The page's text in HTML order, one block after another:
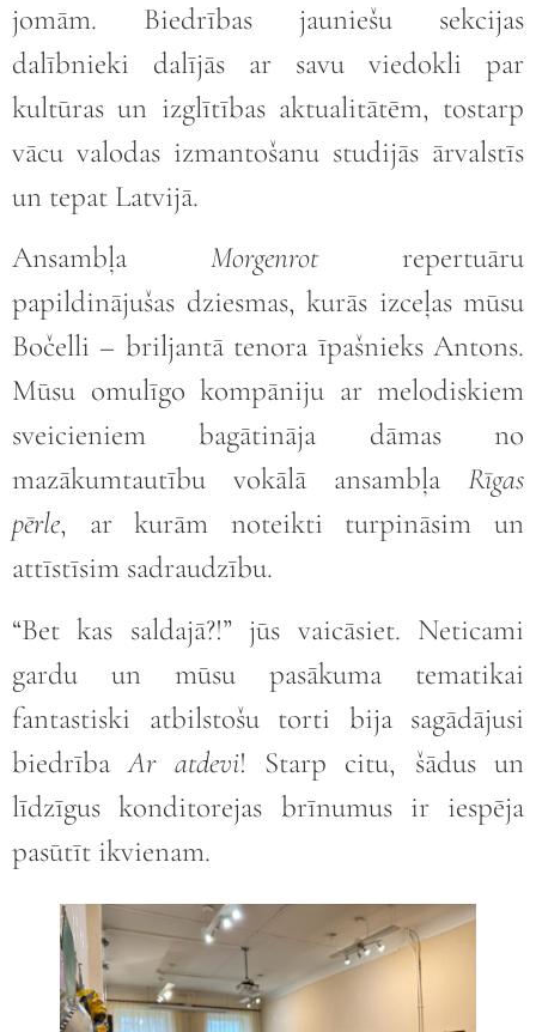
jomām. Biedrības jauniešu sekcijas
dalībnieki dalījās ar savu viedokli par
kultūras un izglītības aktualitātēm, tostarp
vācu valodas izmantošanu studijās ārvalstīs
un tepat Latvijā.
Ansambļa Morgenrotrepertuāru
papildinājušas dziesmas, kurās izceļas mūsu
Bočelli – briljantā tenora īpašnieks Antons.
Mūsu omulīgo kompāniju ar melodiskiem
sveicieniem bagātināja dāmas no
mazākumtautību vokālā ansambļa Rīgas
pērle, ar kurām noteikti turpināsim un
attīstīsim sadraudzību.
“Bet kas saldajā?!” jūs vaicāsiet. Neticami
gardu un mūsu pasākuma tematikai
fantastiski atbilstošu torti bija sagādājusi
biedrībaAr atdevi! Starp citu, šādus un
līdzīgus konditorejas brīnumus ir iespēja
pasūtīt ikvienam.